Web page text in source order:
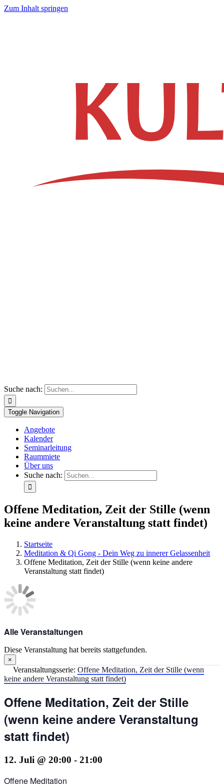
Zum Inhalt springen
Suche nach:
Toggle Navigation
Angebote
Kalender
Seminarleitung
Raummiete
Über uns
Suche nach:
Offene Meditation, Zeit der Stille (wenn
keine andere Veranstaltung statt findet)
Startseite
Meditation & Qi Gong - Dein Weg zu innerer Gelassenheit
Offene Meditation, Zeit der Stille (wenn keine andere
Veranstaltung statt findet)
Alle Veranstaltungen
Diese Veranstaltung hat bereits stattgefunden.
×
Veranstaltungsserie: Offene Meditation, Zeit der Stille (wenn
keine andere Veranstaltung statt findet)
Offene Meditation, Zeit der Stille
(wenn keine andere Veranstaltung
statt findet)
12. Juli @ 20:00 - 21:00
Offene Meditation